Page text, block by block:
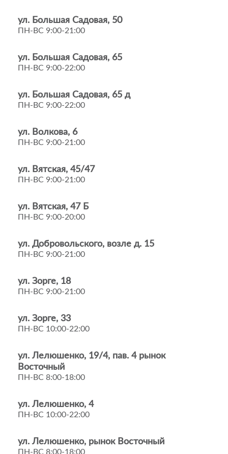
ул. Большая Садовая, 50
ПН-ВС 9:00-21:00
ул. Большая Садовая, 65
ПН-ВС 9:00-22:00
ул. Большая Садовая, 65 д
ПН-ВС 9:00-22:00
ул. Волкова, 6
ПН-ВС 9:00-21:00
ул. Вятская, 45/47
ПН-ВС 9:00-21:00
ул. Вятская, 47 Б
ПН-ВС 9:00-20:00
ул. Добровольского, возле д. 15
ПН-ВС 9:00-21:00
ул. Зорге, 18
ПН-ВС 9:00-21:00
ул. Зорге, 33
ПН-ВС 10:00-22:00
ул. Лелюшенко, 19/4, пав. 4 рынок
Восточный
ПН-ВС 8:00-18:00
ул. Лелюшенко, 4
ПН-ВС 10:00-22:00
ул. Лелюшенко, рынок Восточный
ПН-ВС 8:00-18:00